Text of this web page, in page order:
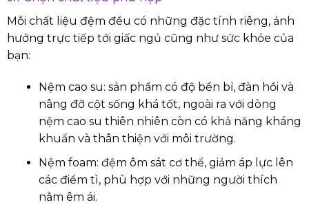
Mỗi chất liệu đệm đều có những đặc tính riêng, ảnh
hưởng trực tiếp tới giấc ngủ cũng như sức khỏe của
bạn:
Nệm cao su: sản phẩm có độ bền bỉ, đàn hồi và
nâng đỡ cột sống khá tốt, ngoài ra với dòng
nệm cao su thiên nhiên còn có khả năng kháng
khuẩn và thân thiện với môi trường.
Nệm foam: đệm ôm sát cơ thể, giảm áp lực lên
các điểm tì, phù hợp với những người thích
nằm êm ái.